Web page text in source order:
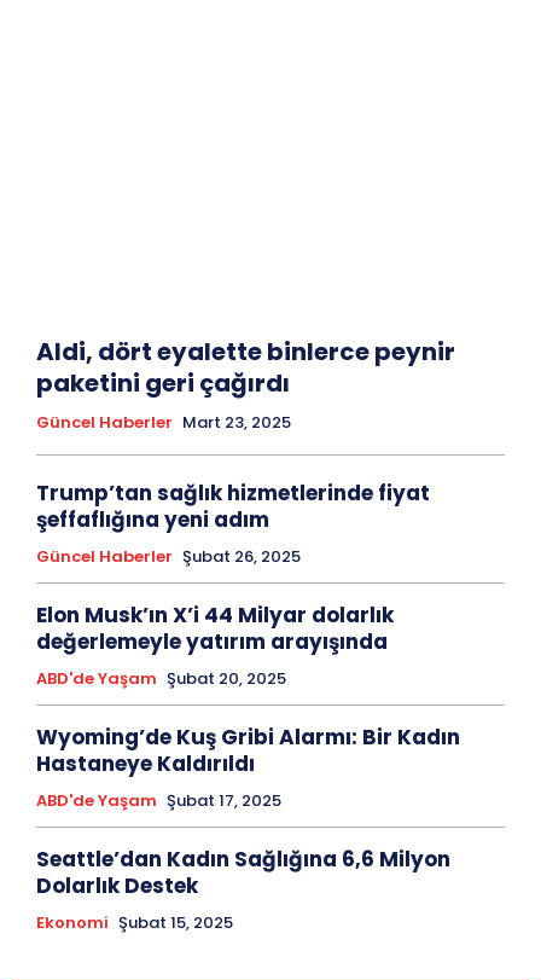
Aldi, dört eyalette binlerce peynir
paketini geri çağırdı
Güncel Haberler Mart 23, 2025
Trump’tan sağlık hizmetlerinde fiyat
şeffaflığına yeni adım
Güncel Haberler Şubat 26, 2025
Elon Musk’ın X’i 44 Milyar dolarlık
değerlemeyle yatırım arayışında
ABD'de Yaşam Şubat 20, 2025
Wyoming’de Kuş Gribi Alarmı: Bir Kadın
Hastaneye Kaldırıldı
ABD'de Yaşam Şubat 17, 2025
Seattle’dan Kadın Sağlığına 6,6 Milyon
Dolarlık Destek
Ekonomi Şubat 15, 2025